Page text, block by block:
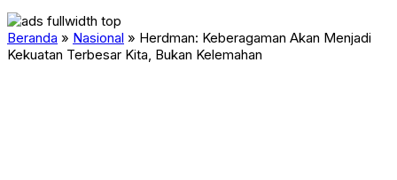
Beranda » Nasional » Herdman: Keberagaman Akan Menjadi
Kekuatan Terbesar Kita, Bukan Kelemahan